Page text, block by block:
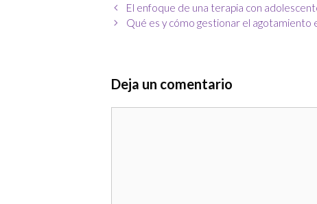
El enfoque de una terapia con
Qué es y cómo gestionar el agotamiento
Deja un comentario